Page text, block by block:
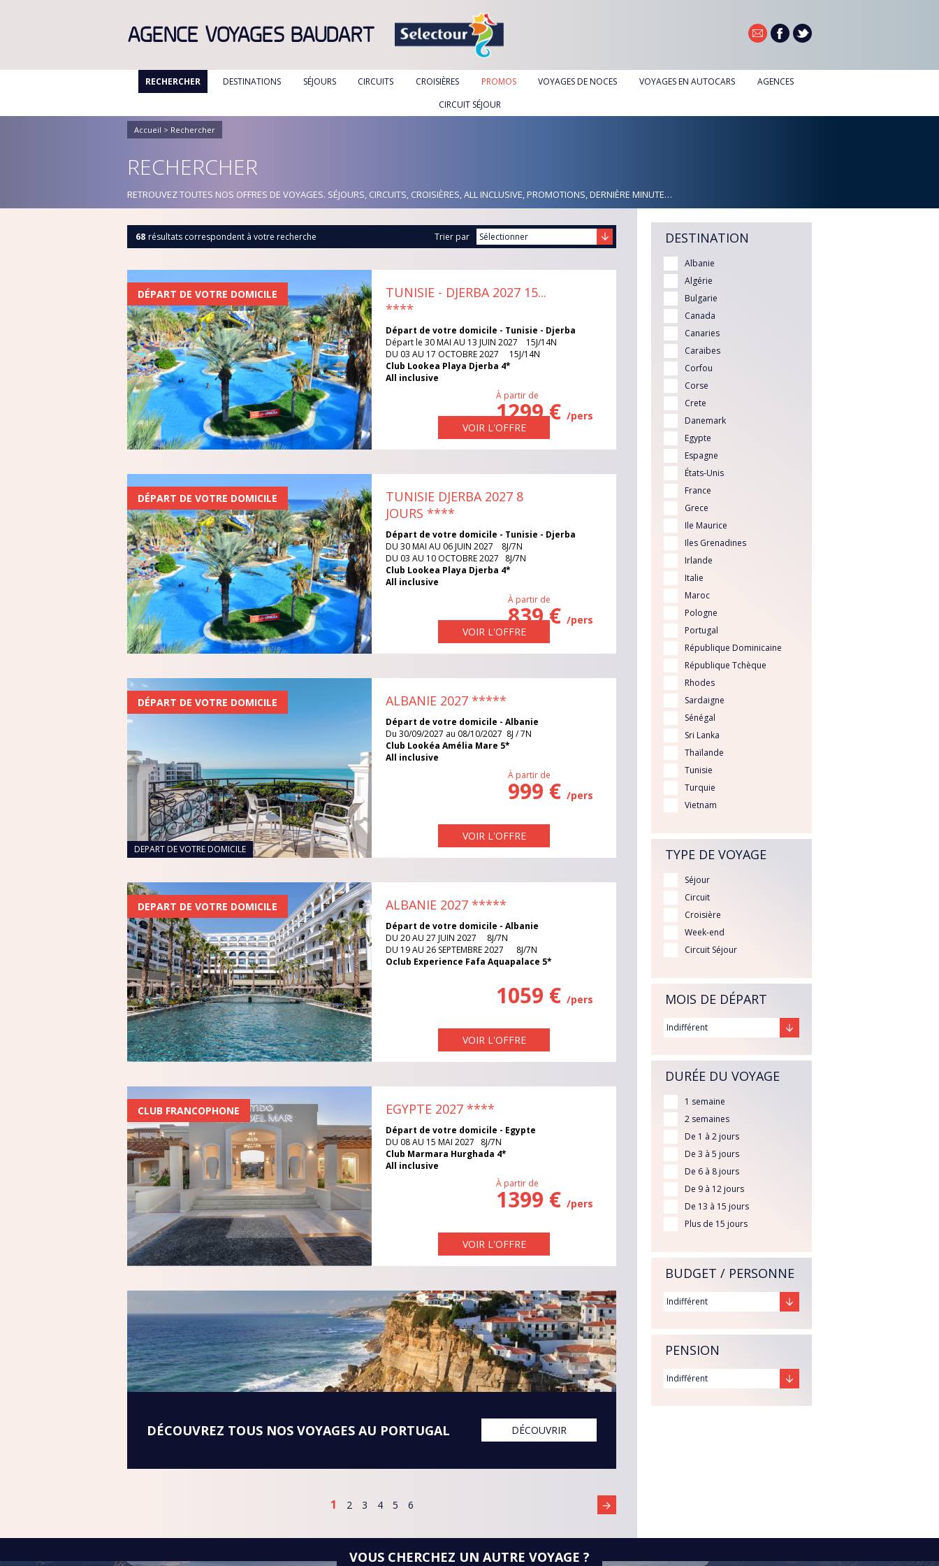
AGENCE VOYAGES BAUDART
RECHERCHER
DESTINATIONS
CANARIES
CORFOU
CRETE
DANEMARK
EGYPTE
ESPAGNE
ÉTATS-UNIS
FRANCE
GRECE
ILE MAURICE
ILES GRENADINES
IRLANDE
ITALIE
MAROC
POLOGNE
PORTUGAL
RÉPUBLIQUE DOMINICAINE
RÉPUBLIQUE TCHÈQUE
SARDAIGNE
SÉNÉGAL
TUNISIE
TURQUIE
VIETNAM
SÉJOURS CIRCUITS CROISIÈRES PROMOS VOYAGES DE NOCES VOYAGES EN AUTOCARS
AGENCES
CIRCUIT SÉJOUR
Accueil > Rechercher
RECHERCHER
RETROUVEZ TOUTES NOS OFFRES DE VOYAGES. SÉJOURS, CIRCUITS, CROISIÈRES, ALL INCLUSIVE, PROMOTIONS, DERNIÈRE MINUTE…
68 résultats correspondent à votre recherche Trier par
TUNISIE - DJERBA 2027 15...
****
Départ de votre domicile - Tunisie - Djerba
Départ le 30 MAI AU 13 JUIN 2027 15J/14N
DU 03 AU 17 OCTOBRE 2027 15J/14N
Club Lookea Playa Djerba 4*
All inclusive
À partir de
1299 € /pers
VOIR L'OFFRE
DÉPART DE VOTRE DOMICILE
TUNISIE DJERBA 2027 8
JOURS ****
Départ de votre domicile - Tunisie - Djerba
DU 30 MAI AU 06 JUIN 2027 8J/7N
DU 03 AU 10 OCTOBRE 2027 8J/7N
Club Lookea Playa Djerba 4*
All inclusive
À partir de
839 € /pers
VOIR L'OFFRE
DÉPART DE VOTRE DOMICILE
DEPART DE VOTRE DOMICILE
ALBANIE 2027 *****
Départ de votre domicile - Albanie
Du 30/09/2027 au 08/10/2027 8J / 7N
Club Lookéa Amélia Mare 5*
All inclusive
À partir de
999 € /pers
VOIR L'OFFRE
DÉPART DE VOTRE DOMICILE
ALBANIE 2027 *****
Départ de votre domicile - Albanie
DU 20 AU 27 JUIN 2027 8J/7N
DU 19 AU 26 SEPTEMBRE 2027 8J/7N
Oclub Experience Fafa Aquapalace 5*
1059 € /pers
VOIR L'OFFRE
DEPART DE VOTRE DOMICILE
EGYPTE 2027 ****
Départ de votre domicile - Egypte
DU 08 AU 15 MAI 2027 8J/7N
Club Marmara Hurghada 4*
All inclusive
À partir de
1399 € /pers
VOIR L'OFFRE
CLUB FRANCOPHONE
DÉCOUVREZ TOUS NOS VOYAGES AU PORTUGAL DÉCOUVRIR
1 2 3 4 5 6
DESTINATION
Albanie
Algérie
Bulgarie
Canada
Canaries
Caraibes
Corfou
Corse
Crete
Danemark
Egypte
Espagne
États-Unis
France
Grece
Ile Maurice
Iles Grenadines
Irlande
Italie
Maroc
Pologne
Portugal
République Dominicaine
République Tchèque
Rhodes
Sardaigne
Sénégal
Sri Lanka
Thaïlande
Tunisie
Turquie
Vietnam
TYPE DE VOYAGE
Séjour
Circuit
Croisière
Week-end
Circuit Séjour
MOIS DE DÉPART
DURÉE DU VOYAGE
1 semaine
2 semaines
De 1 à 2 jours
De 3 à 5 jours
De 6 à 8 jours
De 9 à 12 jours
De 13 à 15 jours
Plus de 15 jours
BUDGET / PERSONNE
PENSION
VOUS CHERCHEZ UN AUTRE VOYAGE ?